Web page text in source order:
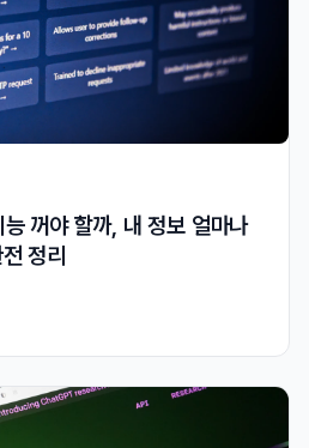
꺼야 할까, 내 정보 얼마나
정리